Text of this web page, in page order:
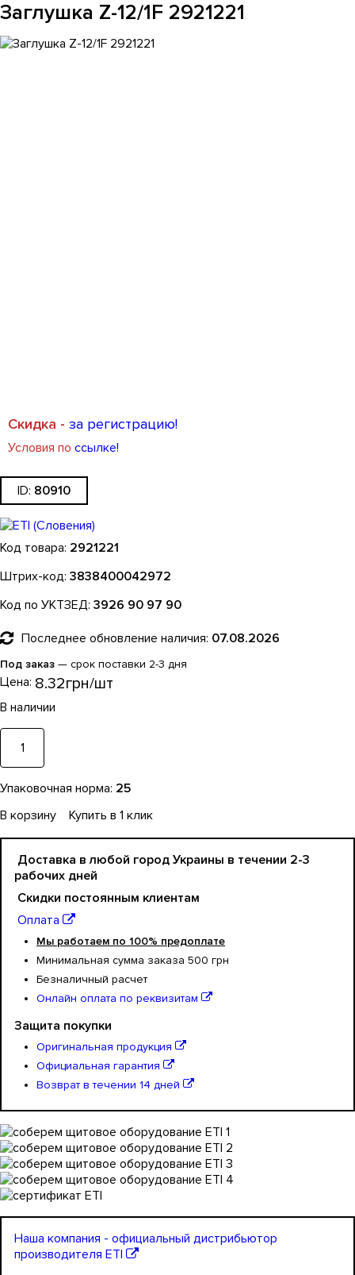
Заглушка Z-12/1F 2921221
Скидка - за регистрацию!
Условия по ссылке!
80910
2921221
3838400042972
3926 90 97 90
Последнее обновление наличия: 07.08.2026
Под заказ — срок поставки 2-3 дня
Цена: 8.32грн
Упаковочная норма: 25
В корзину
Купить в 1 клик
Доставка в любой город Украины в течении 2-3
рабочих дней
Cкидки постоянным клиентам
Оплата
Мы работаем по 100% предоплате
Минимальная сумма заказа 500 грн
Безналичный расчет
Онлайн оплата по реквизитам
Защита покупки
Оригинальная продукция
Официальная гарантия
Возврат в течении 14 дней
Наша компания - официальный дистрибьютор
производителя ETI